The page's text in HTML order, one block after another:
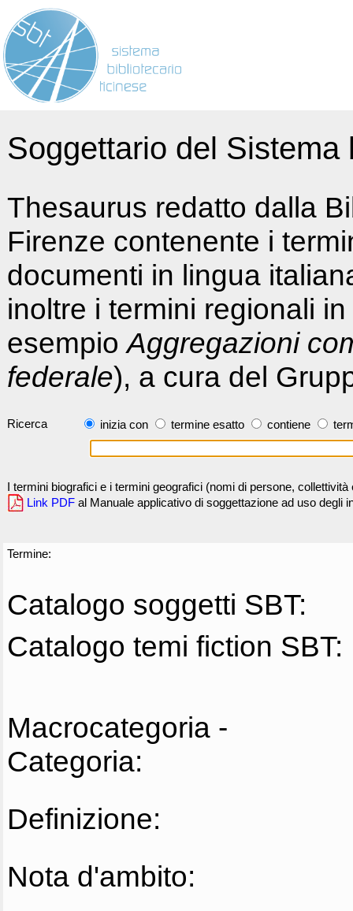
Soggettario del
Thesaurus redatto dalla
Firenze contenente i
documenti in lingua
inoltre i termini regionali
esempioAggregazioni
federale), a cura del
Ricerca inizia con termine esatto contiene
I termini biografici e i termini geografici (nomi di persone,
Link PDF al Manuale applicativo di soggettazione ad uso degli
Termine:
Catalogo soggetti SBT:
Catalogo temi fiction SBT:
Macrocategoria -
Categoria:
Definizione:
Nota d'ambito: